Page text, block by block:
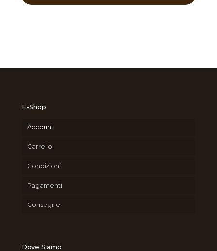
E-Shop
Account
Carrello
Condizioni
Pagamenti
Consegne
Dove Siamo